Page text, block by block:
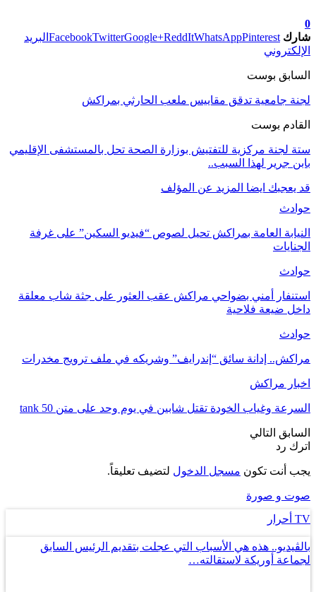
0
شارك
FacebookTwitterGoogle+ReddItWhatsAppPinterest
البريد
الإلكتروني
السابق بوست
لجنة جامعية تدقق مقاييس ملعب الحارثي بمراكش
القادم بوست
ستة لجنة مركزية للتفتيش بوزارة الصحة تحل بالمستشفى الإقليمي
بابن جرير لهذا السبب..
قد يعجبك ايضا المزيد عن المؤلف
حوادث
النيابة العامة بمراكش تحيل لصوص “فيديو السكين” على غرفة
الجنايات
حوادث
استنفار أمني بضواحي مراكش عقب العثور على جثة شاب معلقة
داخل ضيعة فلاحية
حوادث
مراكش.. إدانة سائق “إندرايف” وشريكه في ملف ترويج مخدرات
اخبار مراكش
السرعة وغياب الخودة تقتل شابين في يوم وحد على متن tank 50
السابق التالي
اترك رد
يجب أنت تكون مسجل الدخول لتضيف تعليقاً.
صوت و صورة
TV أحرار
بالڤيديو.. هذه هي الأسباب التي عجلت بتقديم الرئيس السابق
لجماعة أوريكة لاستقالته…